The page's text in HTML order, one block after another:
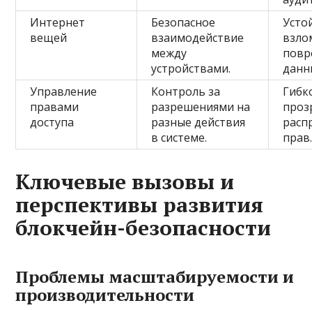
Интернет
вещей
Безопасное
взаимодействие
между
устройствами.
Управление
правами
доступа
Контроль за
разрешениями на
разные действия
в системе.
прав.
Ключевые вызовы и
перспективы развития
блокчейн-безопасности
Проблемы масштабируемости и
производительности